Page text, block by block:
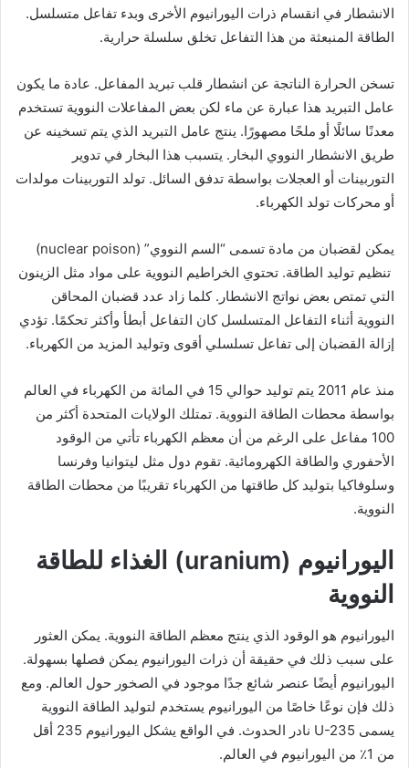
الانشطار في انقسام ذرات اليورانيوم الأخرى وبدء تفاعل متسلسل.
الطاقة المنبعثة من هذا التفاعل تخلق سلسلة حرارية.
تسخن الحرارة الناتجة عن انشطار قلب تبريد المفاعل. عادة ما يكون
عامل التبريد هذا عبارة عن ماء لكن بعض المفاعلات النووية تستخدم
معدنًا سائلًا أو ملحًا مصهورًا. ينتج عامل التبريد الذي يتم تسخينه عن
طريق الانشطار النووي البخار. يتسبب هذا البخار في تدوير
التوربينات أو العجلات بواسطة تدفق السائل. تولد التوربينات مولدات
أو محركات تولد الكهرباء.
يمكن لقضبان من مادة تسمى “السم النووي” (nuclear poison)
تنظيم توليد الطاقة. تحتوي الخراطيم النووية على مواد مثل الزينون
التي تمتص بعض نواتج الانشطار. كلما زاد عدد قضبان المحاقن
النووية أثناء التفاعل المتسلسل كان التفاعل أبطأ وأكثر تحكمًا. تؤدي
إزالة القضبان إلى تفاعل تسلسلي أقوى وتوليد المزيد من الكهرباء.
منذ عام 2011 يتم توليد حوالي 15 في المائة من الكهرباء في العالم
بواسطة محطات الطاقة النووية. تمتلك الولايات المتحدة أكثر من
100 مفاعل على الرغم من أن معظم الكهرباء تأتي من الوقود
الأحفوري والطاقة الكهرومائية. تقوم دول مثل ليتوانيا وفرنسا
وسلوفاكيا بتوليد كل طاقتها من الكهرباء تقريبًا من محطات الطاقة
النووية.
اليورانيوم (uranium) الغذاء للطاقة
النووية
اليورانيوم هو الوقود الذي ينتج معظم الطاقة النووية. يمكن العثور
على سبب ذلك في حقيقة أن ذرات اليورانيوم يمكن فصلها بسهولة.
اليورانيوم أيضًا عنصر شائع جدًا موجود في الصخور حول العالم. ومع
ذلك فإن نوعًا خاصًا من اليورانيوم يستخدم لتوليد الطاقة النووية
يسمى U-235 نادر الحدوث. في الواقع يشكل اليورانيوم 235 أقل
من 1٪ من اليورانيوم في العالم.